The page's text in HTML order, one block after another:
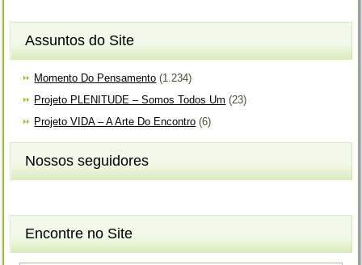
Assuntos do Site
Momento Do Pensamento (1.234)
Projeto PLENITUDE – Somos Todos Um (23)
Projeto VIDA – A Arte Do Encontro (6)
Nossos seguidores
Encontre no Site